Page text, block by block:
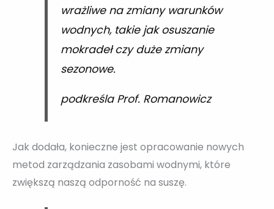
wrażliwe na zmiany warunków
wodnych, takie jak osuszanie
mokradeł czy duże zmiany
sezonowe.
podkreśla Prof. Romanowicz
Jak dodała, konieczne jest opracowanie nowych
metod zarządzania zasobami wodnymi, które
zwiększą naszą odporność na suszę.